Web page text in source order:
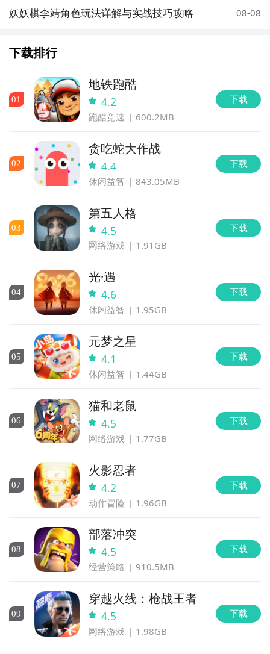
妖妖棋李靖角色玩法详解与实战技巧攻略 08-08
下载排行
01
地铁跑酷
4.2
跑酷竞速 600.2MB
下载
02
贪吃蛇大作战
4.4
休闲益智 843.05MB
下载
03
第五人格
4.5
网络游戏 1.91GB
下载
04
光·遇
4.6
休闲益智 1.95GB
下载
05
元梦之星
4.1
休闲益智 1.44GB
下载
06
猫和老鼠
4.5
网络游戏 1.77GB
下载
07
火影忍者
4.2
动作冒险 1.96GB
下载
08
部落冲突
4.5
经营策略 910.5MB
下载
09
穿越火线：枪战王者
4.5
网络游戏 1.98GB
下载